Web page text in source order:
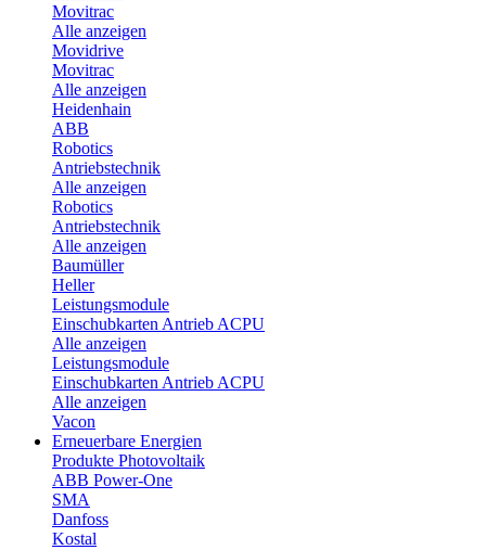
Movitrac
Alle anzeigen
Movidrive
Movitrac
Alle anzeigen
Heidenhain
ABB
Robotics
Antriebstechnik
Alle anzeigen
Robotics
Antriebstechnik
Alle anzeigen
Baumüller
Heller
Leistungsmodule
Einschubkarten Antrieb ACPU
Alle anzeigen
Leistungsmodule
Einschubkarten Antrieb ACPU
Alle anzeigen
Vacon
Erneuerbare Energien
Produkte Photovoltaik
ABB Power-One
SMA
Danfoss
Kostal